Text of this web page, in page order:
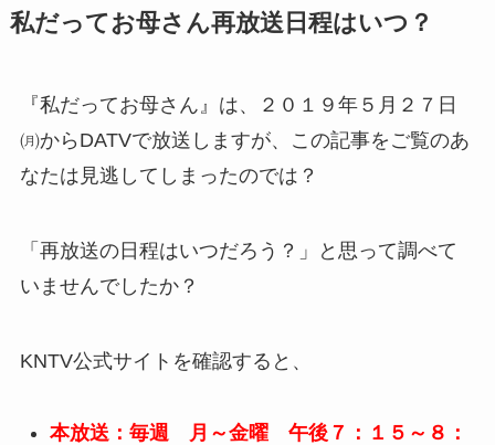
私だってお母さん再放送日程はいつ？
『私だってお母さん』は、２０１９年５月２７日
㈪からDATVで放送しますが、この記事をご覧のあ
なたは見逃してしまったのでは？
「再放送の日程はいつだろう？」と思って調べて
いませんでしたか？
KNTV公式サイトを確認すると、
本放送：毎週 月～金曜 午後７：１５～８：